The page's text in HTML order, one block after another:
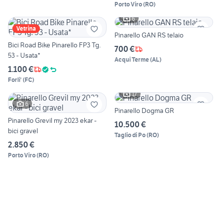
Porto Viro(RO)
Vetrina
Bici Road Bike Pinarello FP3 Tg.
53 - Usata*
1.100 €
Forli' (FC)
6
Pinarello GAN RS telaio
700 €
Acqui Terme(AL)
6
Pinarello Grevil my 2023 ekar -
bici gravel
2.850 €
Porto Viro(RO)
17
Pinarello Dogma GR
10.500 €
Taglio di Po(RO)